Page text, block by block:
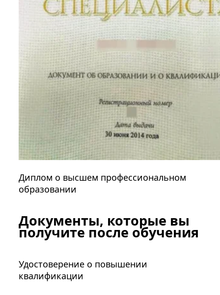
Диплом о высшем профессиональном
образовании
Документы, которые вы
получите после обучения
Удостоверение о повышении
квалификации